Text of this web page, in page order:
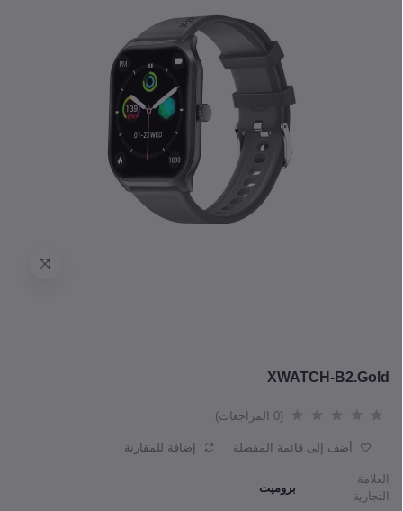
XWATCH-B2.Gold
(0 المراجعات)
أضف إلى قائمة المفضلة إضافة للمقارنة
العلامة
التجارية
بروميت